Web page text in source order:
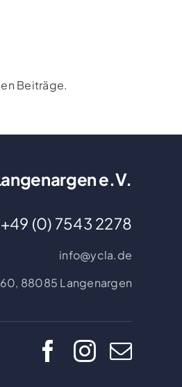
Beiträge.
e.V.
+49 (0) 7543 2278
info@ycla.de
88085 Langenargen